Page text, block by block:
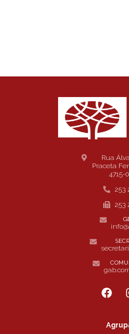
Rua
Praceta
4715-
253
253